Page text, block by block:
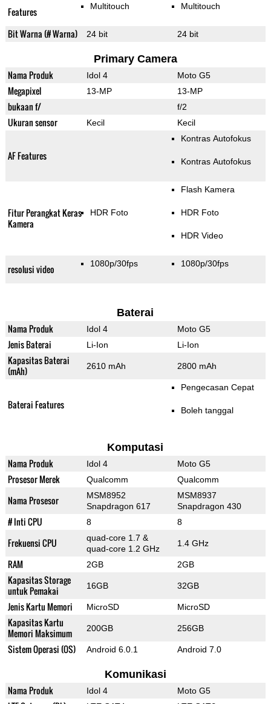
Features Multitouch Multitouch
Bit Warna (# Warna) 24 bit 24 bit
Primary Camera
Nama Produk Idol 4 Moto G5
Megapixel 13-MP 13-MP
bukaan f/ f/2
Ukuran sensor Kecil Kecil
AF Features
Kontras Autofokus
Kontras Autofokus
Fitur Perangkat Keras
Kamera
HDR Foto
Flash Kamera
HDR Foto
HDR Video
resolusi video 1080p/30fps 1080p/30fps
Baterai
Nama Produk Idol 4 Moto G5
Jenis Baterai Li-Ion Li-Ion
Kapasitas Baterai
(mAh)
2610 mAh 2800 mAh
Baterai Features
Pengecasan Cepat
Boleh tanggal
Komputasi
Nama Produk Idol 4 Moto G5
Prosesor Merek Qualcomm Qualcomm
Nama Prosesor
MSM8952
Snapdragon 617
MSM8937
Snapdragon 430
# Inti CPU 8 8
Frekuensi CPU
quad-core 1.7 &
quad-core 1.2 GHz
1.4 GHz
RAM 2GB 2GB
Kapasitas Storage
untuk Pemakai
16GB 32GB
Jenis Kartu Memori MicroSD MicroSD
Kapasitas Kartu
Memori Maksimum
200GB 256GB
Sistem Operasi (OS) Android 6.0.1 Android 7.0
Komunikasi
Nama Produk Idol 4 Moto G5